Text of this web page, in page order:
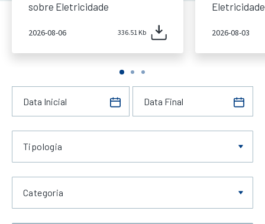
sobre Eletricidade
2026-08-06 336.51 Kb
Eletricidade
2026-08-03
Tipologia
Categoria